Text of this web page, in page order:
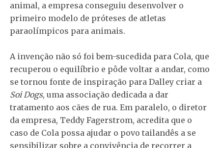
animal, a empresa conseguiu desenvolver o
primeiro modelo de próteses de atletas
paraolímpicos para animais.
A invenção não só foi bem-sucedida para Cola, que
recuperou o equilíbrio e pôde voltar a andar, como
se tornou fonte de inspiração para Dalley criar a
Soi Dogs, uma associação dedicada a dar
tratamento aos cães de rua. Em paralelo, o diretor
da empresa, Teddy Fagerstrom, acredita que o
caso de Cola possa ajudar o povo tailandês a se
sensibilizar sobre a convivência de recorrer a